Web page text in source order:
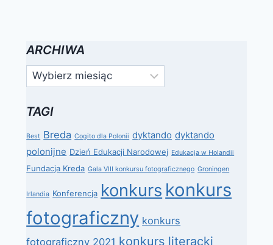
ARCHIWA
Archiwa
TAGI
Best Breda Cogito dla Polonii dyktando dyktando
polonijne Dzień Edukacji Narodowej Edukacja w Holandii
Fundacja Kreda Gala VIII konkursu fotograficznego Groningen
Irlandia Konferencja konkurs konkurs
fotograficzny konkurs
fotograficzny 2021 konkurs literacki